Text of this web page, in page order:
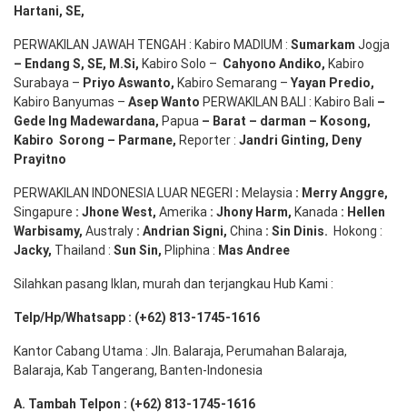
Hartani, SE,
PERWAKILAN JAWAH TENGAH : Kabiro MADIUM : Sumarkam Jogja
– Endang S, SE, M.Si, Kabiro Solo – Cahyono Andiko, Kabiro
Surabaya – Priyo Aswanto, Kabiro Semarang – Yayan Predio,
Kabiro Banyumas – AsepWanto PERWAKILAN BALI : Kabiro Bali –
Gede Ing Madewardana, Papua – Barat – darman – Kosong,
Kabiro Sorong – Parmane, Reporter : Jandri Ginting, Deny
Prayitno
PERWAKILAN INDONESIA LUAR NEGERI : Melaysia : MerryAnggre,
Singapure : JhoneWest, Amerika : Jhony Harm, Kanada : Hellen
Warbisamy, Australy : Andrian Signi, China : Sin Dinis. Hokong :
Jacky, Thailand : Sun Sin, Pliphina : Mas Andree
Silahkan pasang Iklan, murah dan terjangkau Hub Kami :
Telp/Hp/Whatsapp : (+62) 813-1745-1616
Kantor Cabang Utama : Jln. Balaraja, Perumahan Balaraja,
Balaraja, Kab Tangerang, Banten-Indonesia
A. Tambah Telpon : (+62) 813-1745-1616